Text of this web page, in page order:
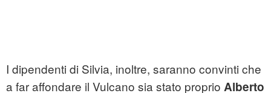
I dipendenti di Silvia, inoltre, saranno convinti che
a far affondare il Vulcano sia stato proprio Alberto